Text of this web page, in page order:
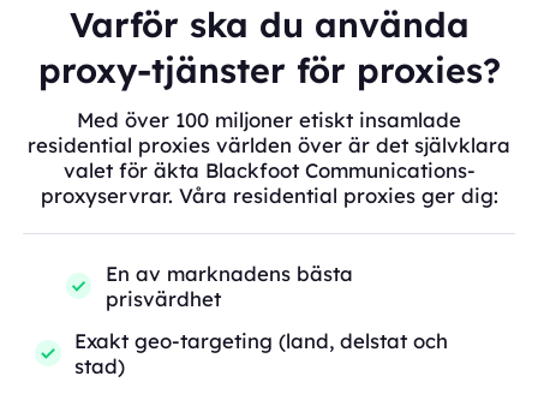
Varför ska du använda
proxy-tjänster för proxies?
Med över 100 miljoner etiskt insamlade
residential proxies världen över är det självklara
valet för äkta Blackfoot Communications-
proxyservrar. Våra residential proxies ger dig:
En av marknadens bästa
prisvärdhet
Exakt geo-targeting (land, delstat och
stad)